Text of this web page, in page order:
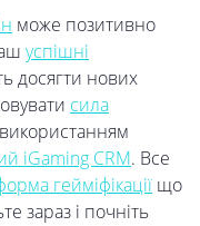
може позитивно
успішні
досягти нових
сила
iGaming CRM. Все
гейміфікації що
зараз і почніть